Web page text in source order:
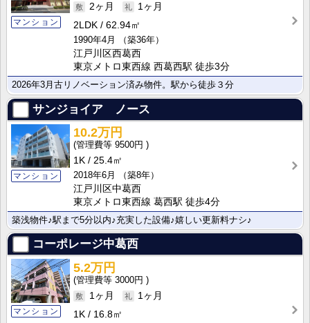
マンション
2ヶ月
1ヶ月
2LDK
62.94㎡
1990年4月
（築36年）
江戸川区西葛西
東京メトロ東西線 西葛西駅 徒歩3分
2026年3月古リノベーション済み物件。駅から徒歩３分
サンジョイア ノース
マンション
10.2万円
9500円
1K
25.4㎡
2018年6月
（築8年）
江戸川区中葛西
東京メトロ東西線 葛西駅 徒歩4分
築浅物件♪駅まで5分以内♪充実した設備♪嬉しい更新料ナシ♪
コーポレージ中葛西
マンション
5.2万円
3000円
1ヶ月
1ヶ月
1K
16.8㎡